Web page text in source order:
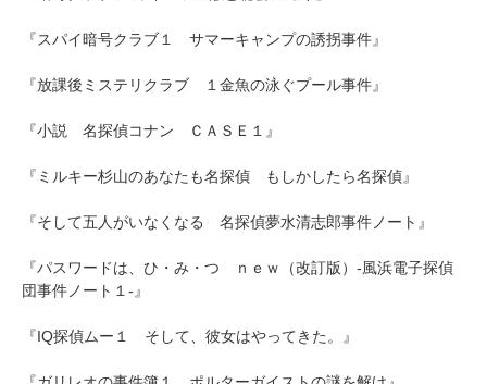
『スパイ暗号クラブ１ サマーキャンプの誘拐事件』
『放課後ミステリクラブ １金魚の泳ぐプール事件』
『小説 名探偵コナン ＣＡＳＥ１』
『ミルキー杉山のあなたも名探偵 もしかしたら名探偵』
『そして五人がいなくなる 名探偵夢水清志郎事件ノート』
『パスワードは、ひ・み・つ ｎｅｗ（改訂版）-風浜電子探偵
団事件ノート１-』
『IQ探偵ムー１ そして、彼女はやってきた。』